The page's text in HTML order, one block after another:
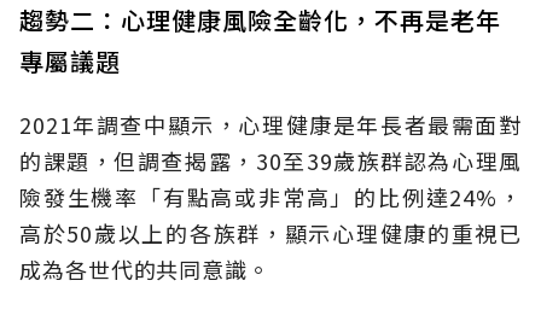
趨勢二：心理健康風險全齡化，不再是老年
專屬議題
2021年調查中顯示，心理健康是年長者最需面對
的課題，但調查揭露，30至39歲族群認為心理風
險發生機率「有點高或非常高」的比例達24%，
高於50歲以上的各族群，顯示心理健康的重視已
成為各世代的共同意識。